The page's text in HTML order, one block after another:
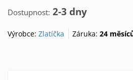
Dostupnost: 2-3 dny
Výrobce: Zlatíčka Záruka:24